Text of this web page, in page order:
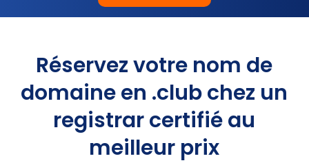
Réservez votre nom de
domaine en .club chez un
registrar certifié au
meilleur prix